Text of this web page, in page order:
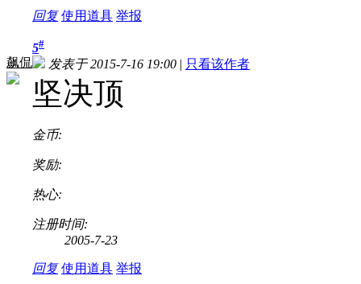
回复 使用道具 举报
飙侃
5#
发表于 2015-7-16 19:00 | 只看该作者
坚决顶
金币:
奖励:
热心:
注册时间:
2005-7-23
回复 使用道具 举报